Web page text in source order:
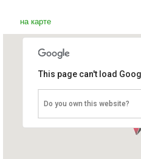
на карте
Замок
This page can't load
Do you own this website?